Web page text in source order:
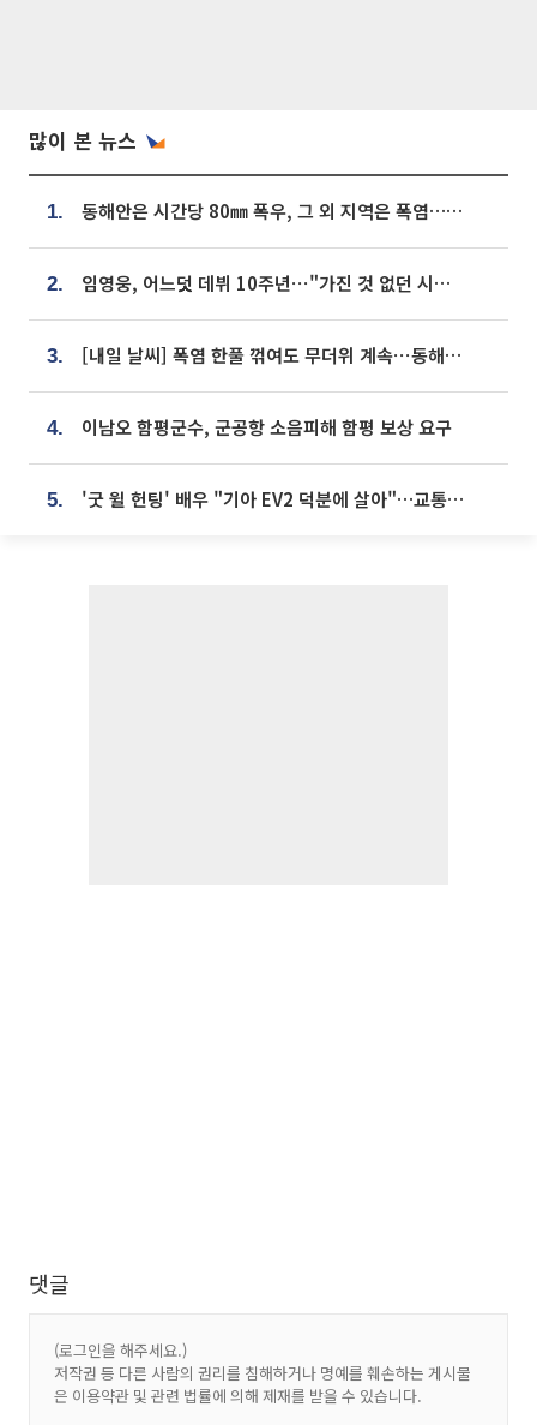
많이 본 뉴스
1. 동해안은 시간당 80㎜ 폭우, 그 외 지역은 폭염…‘극과 극 날씨’
2. 임영웅, 어느덧 데뷔 10주년⋯"가진 것 없던 시절, 내 앞엔 20명의 팬뿐"
3. [내일 날씨] 폭염 한풀 꺾여도 무더위 계속⋯동해안 이틀 연속 비
4. 이남오 함평군수, 군공항 소음피해 함평 보상 요구
5. '굿 윌 헌팅' 배우 "기아 EV2 덕분에 살아"…교통사고 후 안전성 극찬
댓글